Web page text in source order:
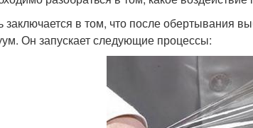
заключается в том, что после обертывания
Он запускает следующие процессы: